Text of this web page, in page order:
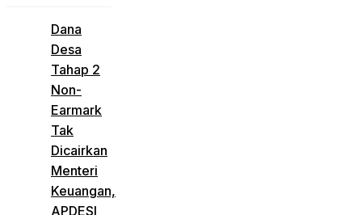
Dana
Desa
Tahap 2
Non-
Earmark
Tak
Dicairkan
Menteri
Keuangan,
APDESI